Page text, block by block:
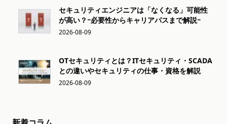
セキュリティエンジニアは「なくなる」可能性
が高い？ｰ必要性からキャリアパスまで解説ｰ
2026-08-09
OTセキュリティとは？ITセキュリティ・SCADA
との違いやセキュリティの仕事・資格を解説
2026-08-09